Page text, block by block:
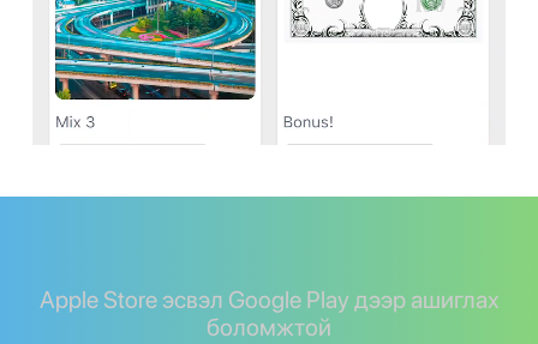
Apple Store эсвэл Google Play дээр ашиглах
боломжтой